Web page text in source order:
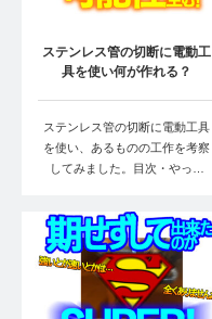
ステンレス管の切断に電動工
具を使い何が作れる？
ステンレス管の切断に電動工具
を使い、あるものの工作を考察
してみました。目次・やっ…